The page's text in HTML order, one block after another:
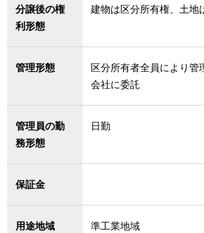
分譲後の権
利形態
建物は区分所有権、土地
管理形態
区分所有者全員により管
会社に委託
管理員の勤
務形態
日勤
保証金
用途地域 準工業地域